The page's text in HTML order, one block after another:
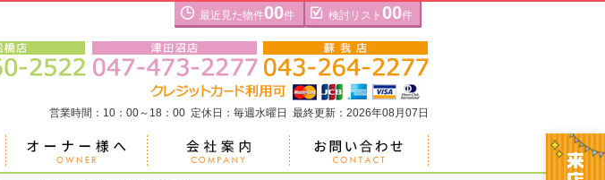
最近見た物件00件 検討リスト 00件
営業時間：10：00～18：00 定休日：毎週水曜日 最終更新：2026年08月07日